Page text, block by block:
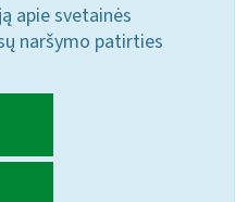
apie svetainės
naršymo patirties